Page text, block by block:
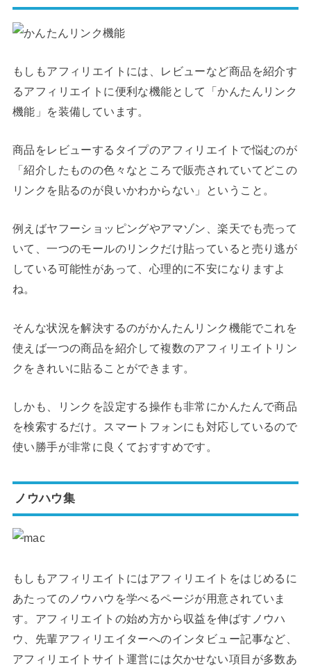
もしもアフィリエイトには、レビューなど商品を紹介す
るアフィリエイトに便利な機能として「かんたんリンク
機能」を装備しています。
商品をレビューするタイプのアフィリエイトで悩むのが
「紹介したものの色々なところで販売されていてどこの
リンクを貼るのが良いかわからない」ということ。
例えばヤフーショッピングやアマゾン、楽天でも売って
いて、一つのモールのリンクだけ貼っていると売り逃が
している可能性があって、心理的に不安になりますよ
ね。
そんな状況を解決するのがかんたんリンク機能でこれを
使えば一つの商品を紹介して複数のアフィリエイトリン
クをきれいに貼ることができます。
しかも、リンクを設定する操作も非常にかんたんで商品
を検索するだけ。スマートフォンにも対応しているので
使い勝手が非常に良くておすすめです。
ノウハウ集
もしもアフィリエイトにはアフィリエイトをはじめるに
あたってのノウハウを学べるページが用意されていま
す。アフィリエイトの始め方から収益を伸ばすノウハ
ウ、先輩アフィリエイターへのインタビュー記事など、
アフィリエイトサイト運営には欠かせない項目が多数あ